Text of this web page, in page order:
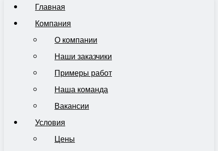
Главная
Компания
О компании
Наши заказчики
Примеры работ
Наша команда
Вакансии
Условия
Цены